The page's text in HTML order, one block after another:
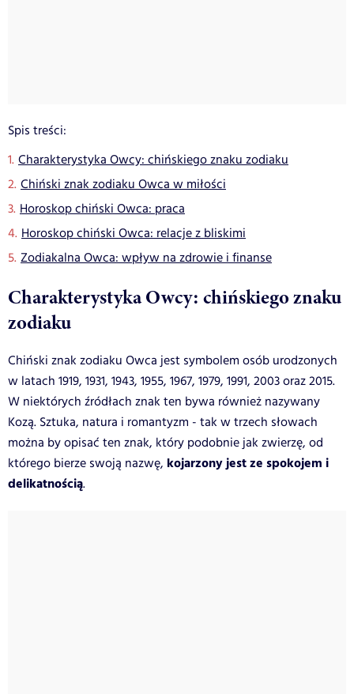
Spis treści:
Charakterystyka Owcy: chińskiego znaku zodiaku
Chiński znak zodiaku Owca w miłości
Horoskop chiński Owca: praca
Horoskop chiński Owca: relacje z bliskimi
Zodiakalna Owca: wpływ na zdrowie i finanse
Charakterystyka Owcy: chińskiego znaku
zodiaku
Chiński znak zodiaku Owca jest symbolem osób urodzonych
w latach 1919, 1931, 1943, 1955, 1967, 1979, 1991, 2003 oraz 2015.
W niektórych źródłach znak ten bywa również nazywany
Kozą. Sztuka, natura i romantyzm - tak w trzech słowach
można by opisać ten znak, który podobnie jak zwierzę, od
którego bierze swoją nazwę, kojarzony jest ze spokojem i
delikatnością.